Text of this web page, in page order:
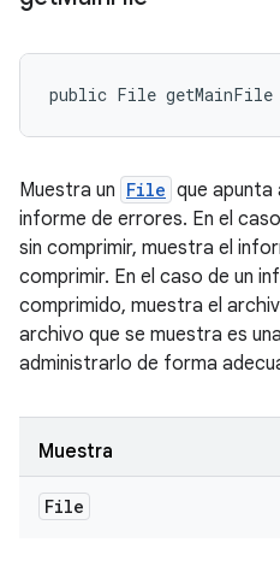
public File
Muestra un File que apunta
informe de errores. En el
sin comprimir, muestra el
comprimir. En el caso de un
comprimido, muestra el
archivo que se muestra es
administrarlo de forma
Muestra
File